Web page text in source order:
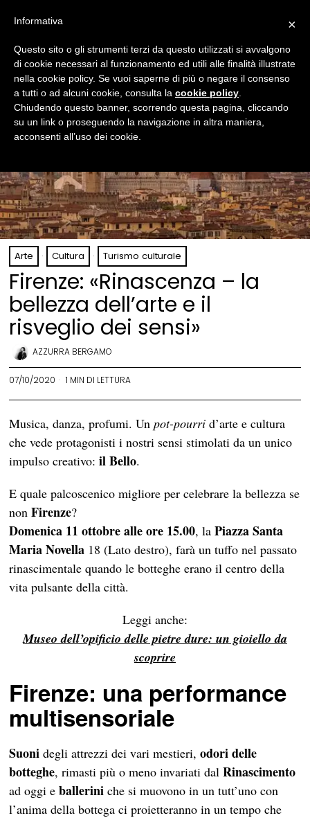
Arte · Cultura · Turismo culturale
Firenze: «Rinascenza – la
bellezza dell’arte e il
risveglio dei sensi»
AZZURRA BERGAMO
07/10/2020 1 MIN DI LETTURA
Musica, danza, profumi. Unpot-pourri d’arte e cultura
che vede protagonisti i nostri sensi stimolati da un unico
impulso creativo:il Bello.
E quale palcoscenico migliore per celebrare la bellezza se
nonFirenze?
Domenica 11 ottobre alle ore 15.00, laPiazza Santa
Maria Novella 18 (Lato destro), farà un tuffo nel passato
rinascimentale quando le botteghe erano il centro della
vita pulsante della città.
Leggi anche:
Museo dell’opificio delle pietre dure: un gioiello da
scoprire
Firenze: una performance
multisensoriale
Suonidegli attrezzi dei vari mestieri,odori delle
botteghe, rimasti più o meno invariati dalRinascimento
ad oggi eballeriniche si muovono in un tutt’uno con
l’anima della bottega ci proietteranno in un tempo che
×
Informativa
Questo sito o gli strumenti terzi da questo utilizzati si avvalgono
di cookie necessari al funzionamento ed utili alle finalità illustrate
nella cookie policy. Se vuoi saperne di più o negare il consenso
a tutti o ad alcuni cookie, consulta la cookie policy
Chiudendo questo banner, scorrendo questa pagina, cliccando
su un link o proseguendo la navigazione in altra maniera,
acconsenti all’uso dei cookie.